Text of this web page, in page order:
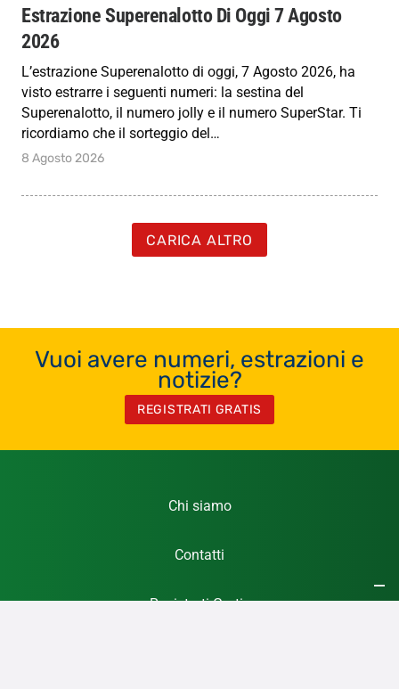
Estrazione Superenalotto Di Oggi 7 Agosto
2026
L’estrazione Superenalotto di oggi, 7 Agosto 2026, ha
visto estrarre i seguenti numeri: la sestina del
Superenalotto, il numero jolly e il numero SuperStar. Ti
ricordiamo che il sorteggio del…
8 Agosto 2026
CARICA ALTRO
Vuoi avere numeri, estrazioni e
notizie?
REGISTRATI GRATIS
Chi siamo
Contatti
Registrati Gratis